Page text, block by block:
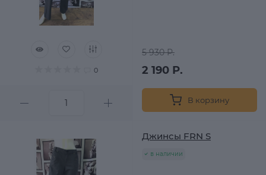
0
5 930 Р.
2 190 Р.
В корзину
Джинсы FRN S
в наличии